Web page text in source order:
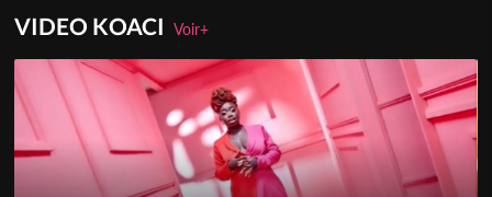
VIDEO KOACIVoir+